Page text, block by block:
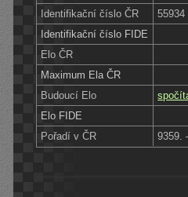
Identifikační číslo ČR
55934
Identifikační číslo FIDE
Elo ČR
Maximum Ela ČR
Budoucí Elo
Elo FIDE
Pořadí v ČR
9359.